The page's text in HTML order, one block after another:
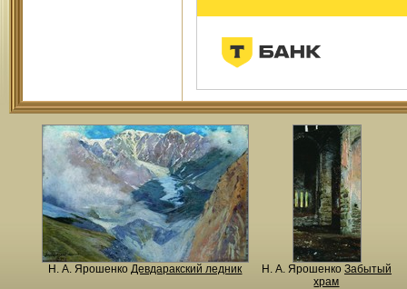
Н. A. ЯрошенкоДевдаракский ледник Н. A. Ярошенко Забытый
храм